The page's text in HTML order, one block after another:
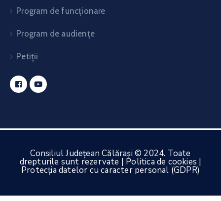
Program de funcționare
Program de audiențe
Petiții
Consiliul Județean Călărași © 2024. Toate
drepturile sunt rezervate | Politica de cookies |
Protecția datelor cu caracter personal (GDPR)